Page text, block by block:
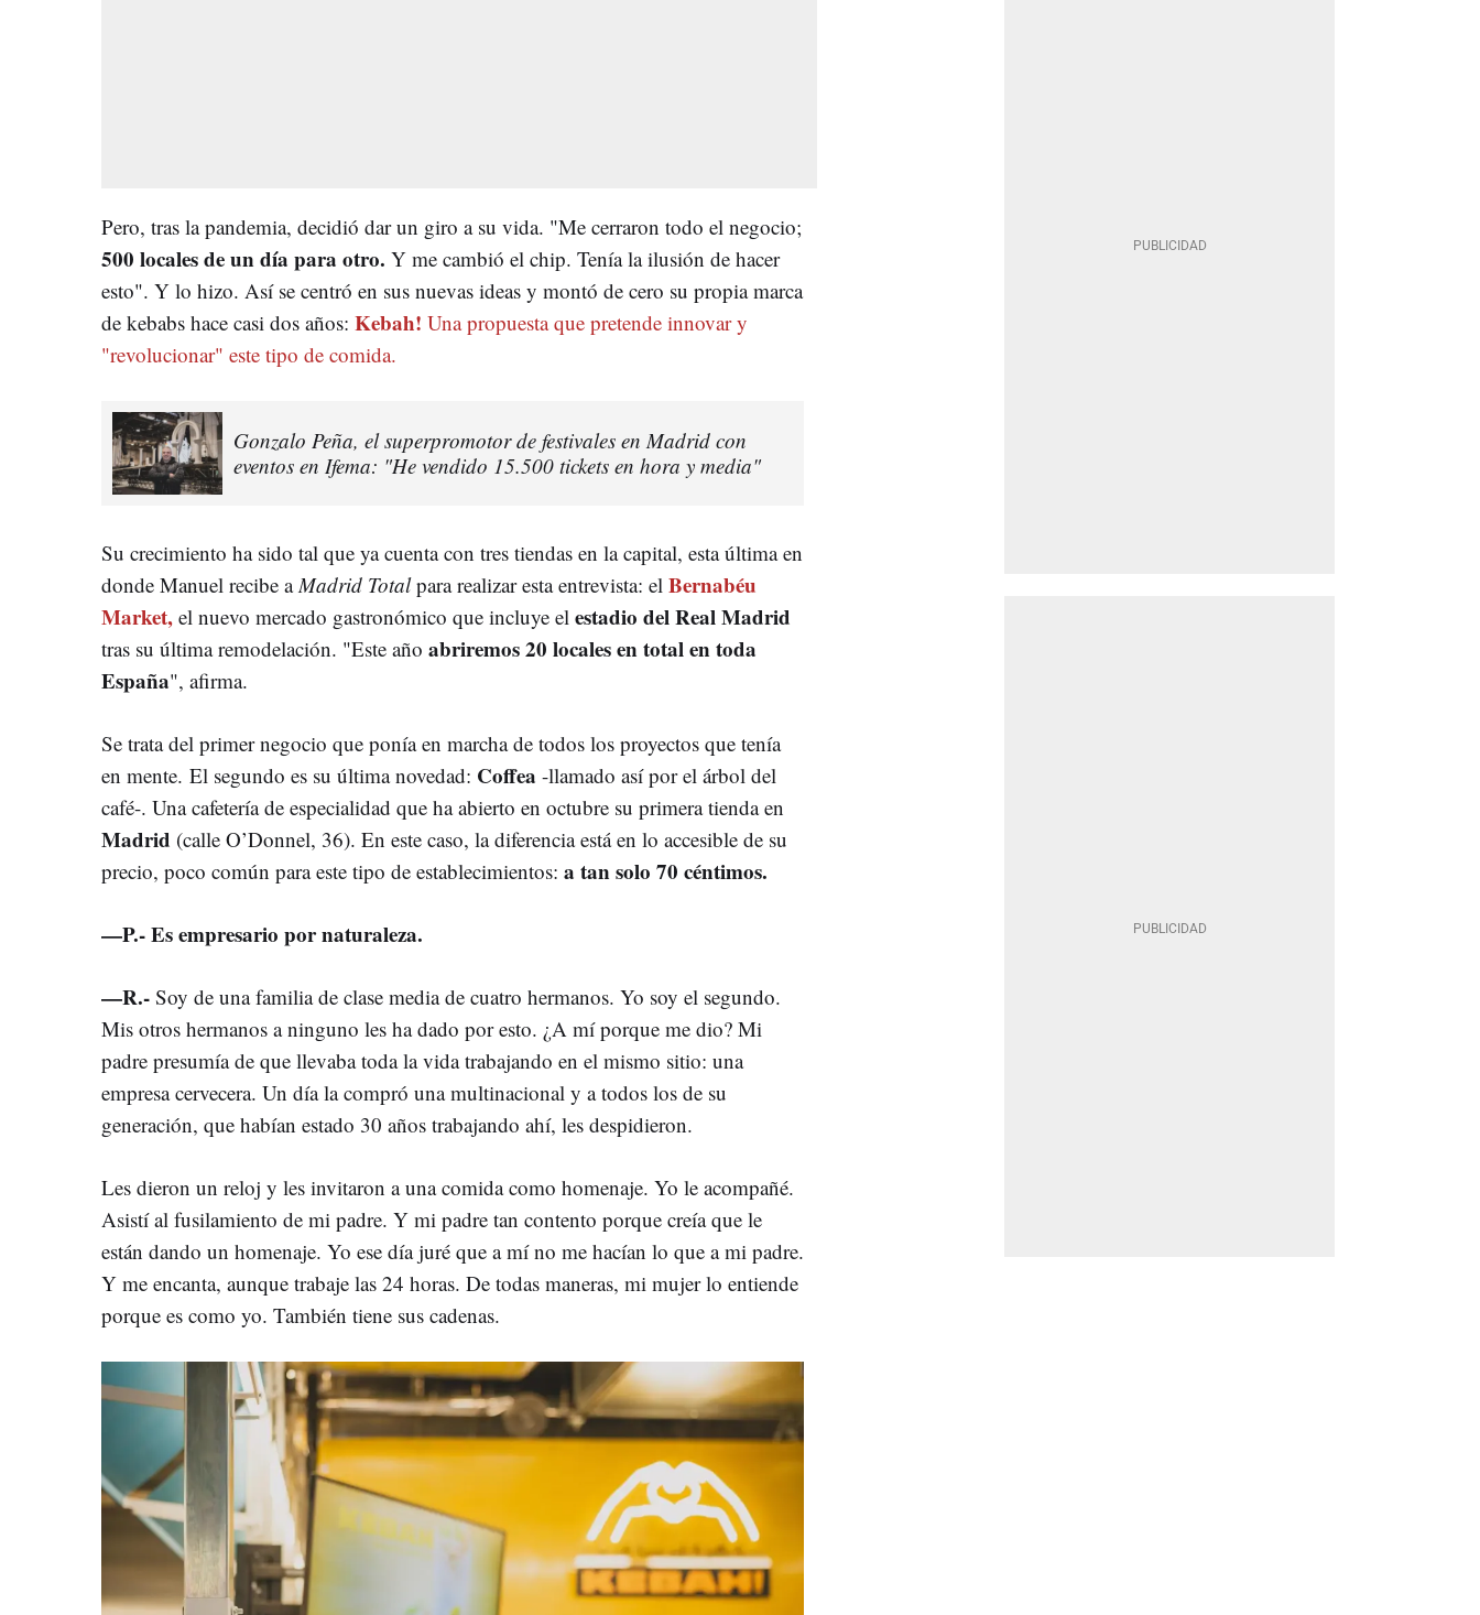
Pero, tras la pandemia, decidió dar un giro a su vida. "Me cerraron todo el negocio;
500 locales de un día para otro. Y me cambió el chip. Tenía la ilusión de hacer
esto". Y lo hizo. Así se centró en sus nuevas ideas y montó de cero su propia marca
de kebabs hace casi dos años: Kebah! Una propuesta que pretende innovar y
"revolucionar" este tipo de comida.
Gonzalo Peña, el superpromotor de festivales en Madrid con
eventos en Ifema: "He vendido 15.500 tickets en hora y media"
Su crecimiento ha sido tal que ya cuenta con tres tiendas en la capital, esta última en
donde Manuel recibe aMadrid Totalpara realizar esta entrevista: el Bernabéu
Market, el nuevo mercado gastronómico que incluye el estadio del Real Madrid
tras su última remodelación. "Este año abriremos 20 locales en total en toda
España", afirma.
Se trata del primer negocio que ponía en marcha de todos los proyectos que tenía
en mente. El segundo es su última novedad: Coffea -llamado así por el árbol del
café-. Una cafetería de especialidad que ha abierto en octubre su primera tienda en
Madrid (calle O’Donnel, 36). En este caso, la diferencia está en lo accesible de su
precio, poco común para este tipo de establecimientos: a tan solo 70 céntimos.
—P.- Es empresario por naturaleza.
—R.- Soy de una familia de clase media de cuatro hermanos. Yo soy el segundo.
Mis otros hermanos a ninguno les ha dado por esto. ¿A mí porque me dio? Mi
padre presumía de que llevaba toda la vida trabajando en el mismo sitio: una
empresa cervecera. Un día la compró una multinacional y a todos los de su
generación, que habían estado 30 años trabajando ahí, les despidieron.
Les dieron un reloj y les invitaron a una comida como homenaje. Yo le acompañé.
Asistí al fusilamiento de mi padre. Y mi padre tan contento porque creía que le
están dando un homenaje. Yo ese día juré que a mí no me hacían lo que a mi padre.
Y me encanta, aunque trabaje las 24 horas. De todas maneras, mi mujer lo entiende
porque es como yo. También tiene sus cadenas.